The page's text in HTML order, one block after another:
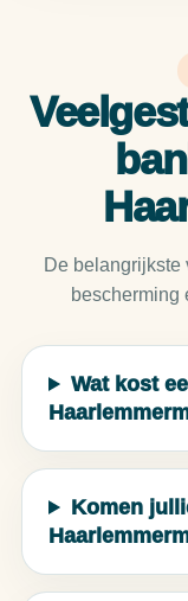
De belangrijkste
bescherming
Wat kost
Komen